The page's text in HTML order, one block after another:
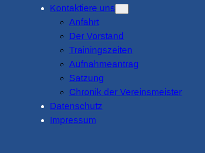
Kontaktiere uns
Anfahrt
Der Vorstand
Trainingszeiten
Aufnahmeantrag
Satzung
Chronik der Vereinsmeister
Datenschutz
Impressum